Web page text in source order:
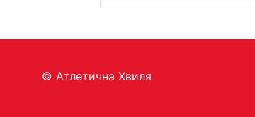
© Aтлетична Хвиля